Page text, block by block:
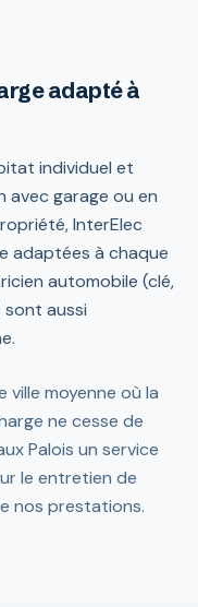
adapté à
individuel et
avec garage ou en
InterElec
adaptées à chaque
automobile (clé,
aussi
ville moyenne où la
ne cesse de
Palois un service
le entretien de
nos prestations.